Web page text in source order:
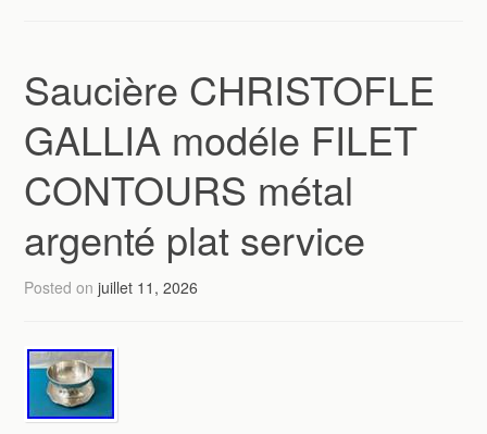
Saucière CHRISTOFLE
GALLIA modéle FILET
CONTOURS métal
argenté plat service
Posted onjuillet 11, 2026